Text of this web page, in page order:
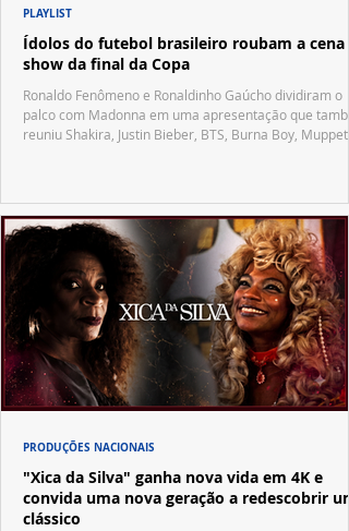
Ídolos do futebol brasileiro roubam a cena
show da final da Copa
Ronaldo Fenômeno e Ronaldinho Gaúcho dividiram o
palco com Madonna em uma apresentação que
reuniu Shakira, Justin Bieber, BTS, Burna Boy, Muppets,
PLAYLIST
"Xica da Silva" ganha nova vida em 4K e
convida uma nova geração a redescobrir um
clássico
PRODUÇÕES NACIONAIS